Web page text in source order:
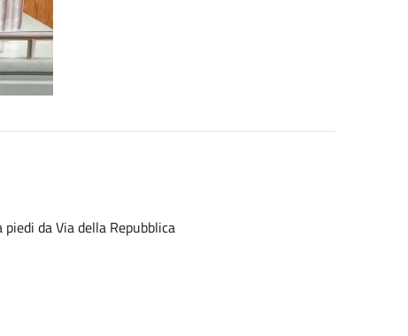
da Via della Repubblica